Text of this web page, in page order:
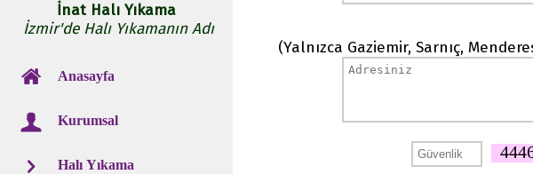
İnat Halı Yıkama
İzmir'de Halı Yıkamanın Adı
Anasayfa
Kurumsal
Halı Yıkama
(Yalnızca Gaziemir, Sarnıç,